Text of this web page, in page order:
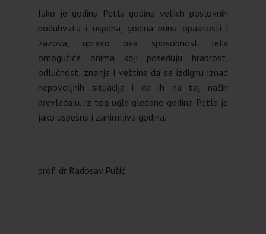
Iako je godina Petla godina velikih poslovnih
poduhvata i uspeha, godina puna opasnosti i
zazova, upravo ova sposobnost leta
omogućiće onima koji poseduju hrabrost,
odlučnost, znanje i veštine da se izdignu iznad
nepovoljnih situacija i da ih na taj način
prevladaju. Iz tog ugla gledano godina Petla je
jako uspešna i zanimljiva godina.
prof. dr Radosav Pušić